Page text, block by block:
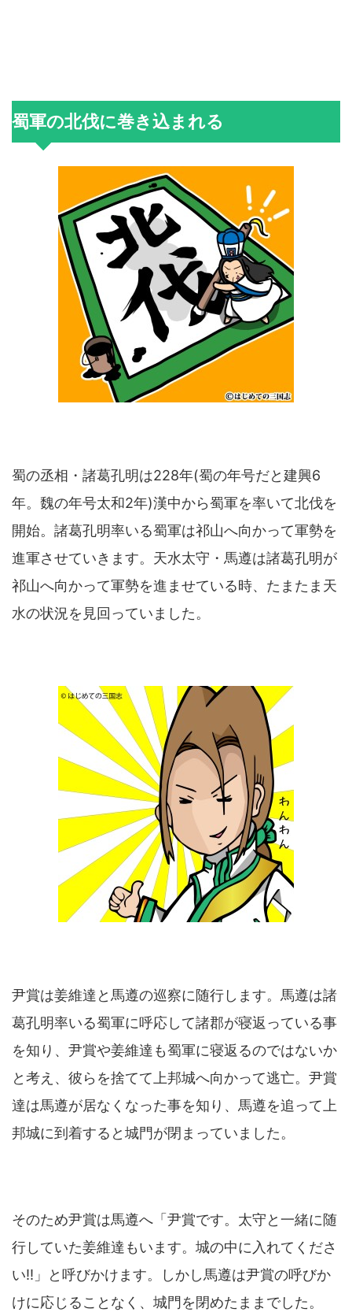
蜀軍の北伐に巻き込まれる
蜀の丞相・諸葛孔明は228年(蜀の年号だと建興6
年。魏の年号太和2年)漢中から蜀軍を率いて北伐を
開始。諸葛孔明率いる蜀軍は祁山へ向かって軍勢を
進軍させていきます。天水太守・馬遵は諸葛孔明が
祁山へ向かって軍勢を進ませている時、たまたま天
水の状況を見回っていました。
尹賞は姜維達と馬遵の巡察に随行します。馬遵は諸
葛孔明率いる蜀軍に呼応して諸郡が寝返っている事
を知り、尹賞や姜維達も蜀軍に寝返るのではないか
と考え、彼らを捨てて上邦城へ向かって逃亡。尹賞
達は馬遵が居なくなった事を知り、馬遵を追って上
邦城に到着すると城門が閉まっていました。
そのため尹賞は馬遵へ「尹賞です。太守と一緒に随
行していた姜維達もいます。城の中に入れてくださ
い!!」と呼びかけます。しかし馬遵は尹賞の呼びか
けに応じることなく、城門を閉めたままでした。